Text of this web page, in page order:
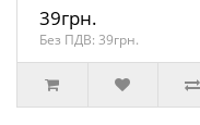
39грн.
Без ПДВ: 39грн.